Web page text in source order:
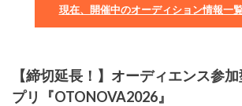
現在、開催中のオーディション情報一
【締切延長！】オーディエンス参
プリ『OTONOVA2026』